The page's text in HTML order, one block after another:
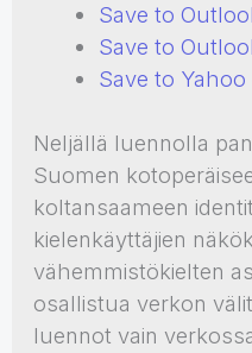
Save to
Save to
Save to
Neljällä luennolla
Suomen
koltansaameen
kielenkäyttäjien
vähemmistökielten
osallistua verkon
luennot vain